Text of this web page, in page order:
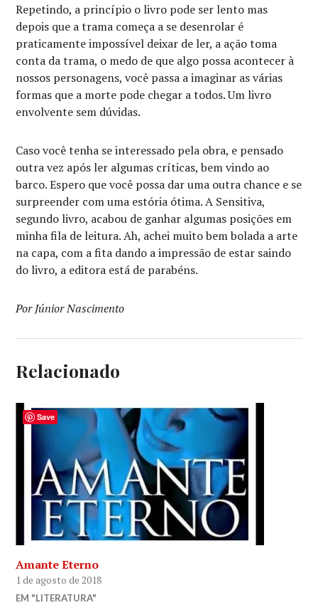
Repetindo, a princípio o livro pode ser lento mas
depois que a trama começa a se desenrolar é
praticamente impossível deixar de ler, a ação toma
conta da trama, o medo de que algo possa acontecer à
nossos personagens, você passa a imaginar as várias
formas que a morte pode chegar a todos. Um livro
envolvente sem dúvidas.
Caso você tenha se interessado pela obra, e pensado
outra vez após ler algumas críticas, bem vindo ao
barco. Espero que você possa dar uma outra chance e se
surpreender com uma estória ótima. A Sensitiva,
segundo livro, acabou de ganhar algumas posições em
minha fila de leitura. Ah, achei muito bem bolada a arte
na capa, com a fita dando a impressão de estar saindo
do livro, a editora está de parabéns.
Por Júnior Nascimento
Relacionado
Amante Eterno
1 de agosto de 2018
EM "LITERATURA"
Save